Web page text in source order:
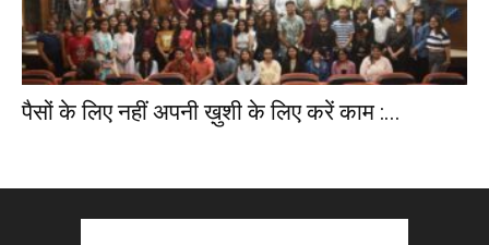
पैसों के लिए नहीं अपनी ख़ुशी के लिए करें काम :...